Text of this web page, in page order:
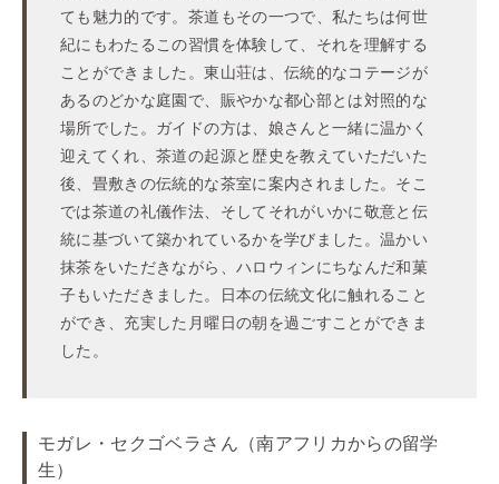
ても魅力的です。茶道もその一つで、私たちは何世
紀にもわたるこの習慣を体験して、それを理解する
ことができました。東山荘は、伝統的なコテージが
あるのどかな庭園で、賑やかな都心部とは対照的な
場所でした。ガイドの方は、娘さんと一緒に温かく
迎えてくれ、茶道の起源と歴史を教えていただいた
後、畳敷きの伝統的な茶室に案内されました。そこ
では茶道の礼儀作法、そしてそれがいかに敬意と伝
統に基づいて築かれているかを学びました。温かい
抹茶をいただきながら、ハロウィンにちなんだ和菓
子もいただきました。日本の伝統文化に触れること
ができ、充実した月曜日の朝を過ごすことができま
した。
モガレ・セクゴベラさん（南アフリカからの留学
生）